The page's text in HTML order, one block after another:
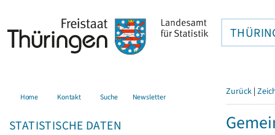
Home Kontakt Suche Newsletter
STATISTISCHE DATEN
Zurück |